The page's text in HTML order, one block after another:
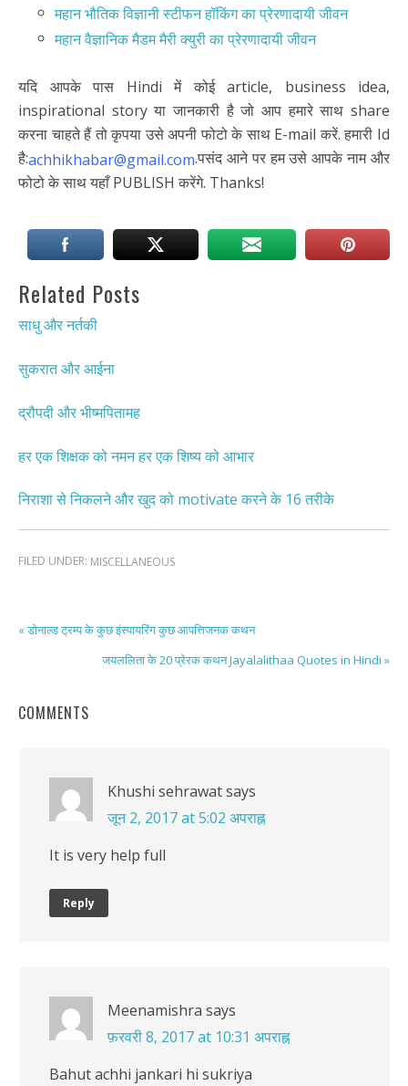
महान भौतिक विज्ञानी स्टीफन हॉकिंग का प्रेरणादायी जीवन
महान वैज्ञानिक मैडम मैरी क्युरी का प्रेरणादायी जीवन
यदि आपके पास Hindi में कोई article, business idea,
inspirational story या जानकारी है जो आप हमारे साथ share
करना चाहते हैं तो कृपया उसे अपनी फोटो के साथ E-mail करें. हमारी Id
है:achhikhabar@gmail.com.पसंद आने पर हम उसे आपके नाम और
फोटो के साथ यहाँ PUBLISH करेंगे. Thanks!
Related Posts
साधु और नर्तकी
सुकरात और आईना
द्रौपदी और भीष्मपितामह
हर एक शिक्षक को नमन हर एक शिष्य को आभार
निराशा से निकलने और खुद को motivate करने के 16 तरीके
FILED UNDER: MISCELLANEOUS
« डोनाल्ड ट्रम्प के कुछ इंस्पायरिंग कुछ आपत्तिजनक कथन
जयललिता के 20 प्रेरक कथन Jayalalithaa Quotes in Hindi »
COMMENTS
Khushi sehrawatsays
जून 2, 2017 at 5:02 अपराह्न
It is very help full
Reply
Meenamishra says
फ़रवरी 8, 2017 at 10:31 अपराह्न
Bahut achhi jankari hi sukriya